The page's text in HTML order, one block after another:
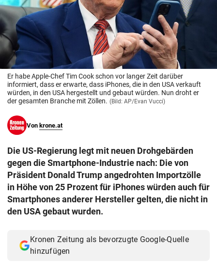
© Krone Multimedia GmbH & Co KG 2026
Muthgasse 2, 1190 Wien
Er habe Apple-Chef Tim Cook schon vor langer Zeit darüber
informiert, dass er erwarte, dass iPhones, die in den USA verkauft
würden, in den USA hergestellt und gebaut würden. Nun droht er
der gesamten Branche mit Zöllen. (Bild: AP/Evan Vucci)
Von krone.at
Die US-Regierung legt mit neuen Drohgebärden
gegen die Smartphone-Industrie nach: Die von
Präsident Donald Trump angedrohten Importzölle
in Höhe von 25 Prozent für iPhones würden auch für
Smartphones anderer Hersteller gelten, die nicht in
den USA gebaut wurden.
Kronen Zeitung als bevorzugte Google-Quelle
hinzufügen